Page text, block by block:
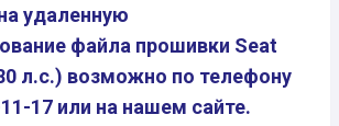
удаленную
файла прошивки Seat
л.с.) возможно по телефону
17 или на нашем сайте.